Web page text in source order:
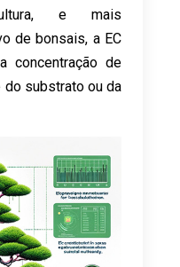
e mais
de bonsais, a EC
concentração de
substrato ou da